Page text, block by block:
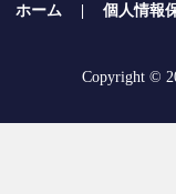
ホーム 個人情報
Copyright ©